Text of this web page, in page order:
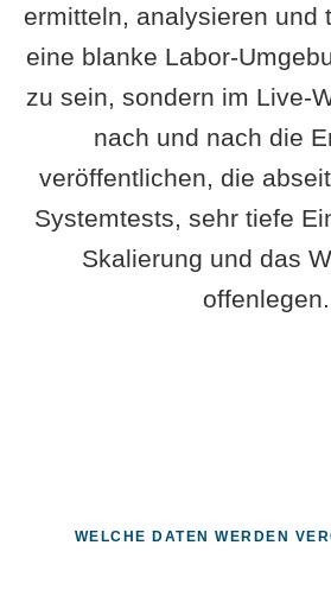
ermitteln, analysieren und
eine blanke Labor-
zu sein, sondern im Live-
nach und nach die
veröffentlichen, die
Systemtests, sehr tiefe
Skalierung und das
offenlegen.
WELCHE DATEN WERDEN